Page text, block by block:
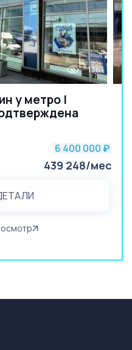
у метро |
1361
6 400 000 ₽
439 248/мес